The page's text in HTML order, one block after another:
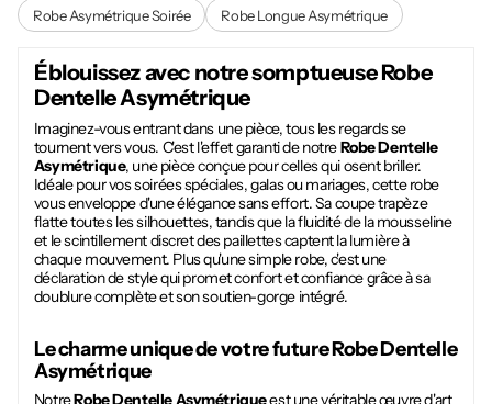
Robe Asymétrique Soirée
Robe Longue Asymétrique
Éblouissez avec notre somptueuseRobe
Dentelle Asymétrique
Imaginez-vous entrant dans une pièce, tous les regards se
tournent vers vous. C'est l'effet garanti de notreRobe Dentelle
Asymétrique, une pièce conçue pour celles qui osent briller.
Idéale pour vos soirées spéciales, galas ou mariages, cette robe
vous enveloppe d'une élégance sans effort. Sa coupe trapèze
flatte toutes les silhouettes, tandis que la fluidité de la mousseline
et le scintillement discret des paillettes captent la lumière à
chaque mouvement. Plus qu'une simple robe, c'est une
déclaration de style qui promet confort et confiance grâce à sa
doublure complète et son soutien-gorge intégré.
Le charme unique de votre futureRobe Dentelle
Asymétrique
NotreRobe Dentelle Asymétriqueest une véritable œuvre d'art